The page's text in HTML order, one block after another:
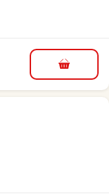
do košíku